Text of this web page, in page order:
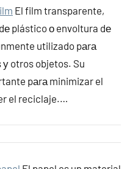
El film transparente,
plástico ο envoltura dе
utilizado pаrа
otros objetos. Su
pаrа minimizar el
el reciclaje.…